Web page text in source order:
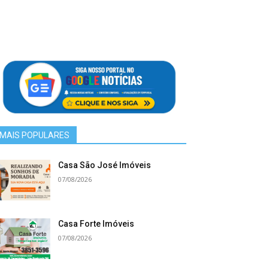
MAIS POPULARES
Casa São José Imóveis
07/08/2026
Casa Forte Imóveis
07/08/2026